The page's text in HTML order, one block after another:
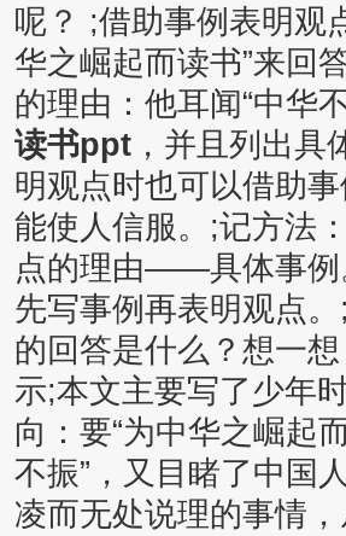
呢？ ;借助事例表明观
华之崛起而读书”来回
的理由：他耳闻“中华
读书ppt ，并且列出
明观点时也可以借助
能使人信服。;记方法
点的理由——具体事例
先写事例再表明观点
的回答是什么？想一
示;本文主要写了少年
向：要“为中华之崛起
不振”，又目睹了中国
凌而无处说理的事情